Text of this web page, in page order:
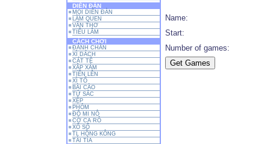
DIỄN ĐÀN
MỌI DIỄN ĐÀN
LÀM QUEN
VĂN THƠ
TIẾU LÂM
CÁCH CHƠI
ĐÁNH CHẮN
XÌ DÁCH
CÁT TÊ
XẬP XÁM
TIẾN LÊN
XÌ TỐ
BÀI CÀO
TỨ SẮC
XỆP
PHỎM
ĐÔ MI NÔ
CỜ CA RÔ
XỔ SỐ
TL HỒNG KÔNG
TÀI TỈA
Name:
Start:
Number of games: